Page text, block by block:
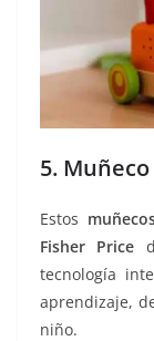
5.
Estos
Fisher Price
tecnología
aprendizaje,
niño.